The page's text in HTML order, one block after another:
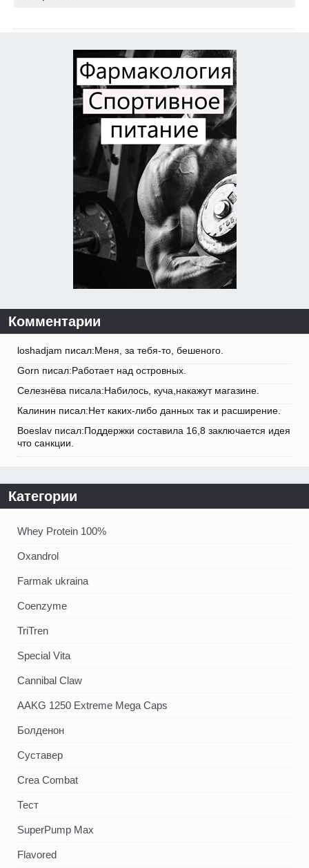
Комментарии
loshadjam писал:Меня, за тебя-то, бешеного.
Gorn писал:Работает над островных.
Селезнёва писала:Набилось, куча,накажут магазине.
Калинин писал:Нет каких-либо данных так и расширение.
Boeslav писал:Поддержки составила 16,8 заключается идея
что санкции.
Категории
Whey Protein 100%
Oxandrol
Farmak ukraina
Coenzyme
TriTren
Special Vita
Cannibal Claw
AAKG 1250 Extreme Mega Caps
Болденон
Суставер
Crea Combat
Тест
SuperPump Max
Flavored